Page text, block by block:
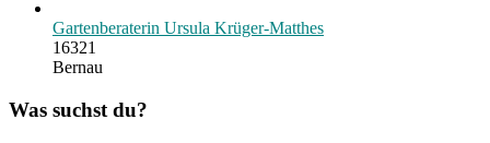
Gartenberaterin Ursula Krüger-Matthes
16321
Bernau
Was suchst du?